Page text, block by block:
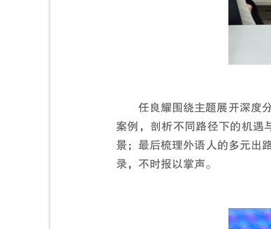
任良耀围绕主题展开深度
案例，剖析不同路径下的机遇
景；最后梳理外语人的多元出
录，不时报以掌声。